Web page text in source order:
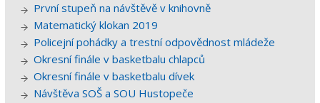
První stupeň na návštěvě v knihovně
Matematický klokan 2019
Policejní pohádky a trestní odpovědnost mládeže
Okresní finále v basketbalu chlapců
Okresní finále v basketbalu dívek
Návštěva SOŠ a SOU Hustopeče